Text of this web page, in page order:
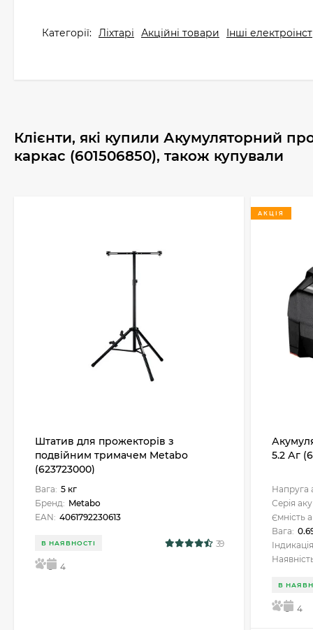
Категорії: Ліхтарі Акційні товари Інші
Клієнти, які купили Акумуляторний
каркас (601506850), також купували
Штатив для прожекторів з
подвійним тримачем Metabo
(623723000)
Вага: 5 кг
Бренд: Metabo
EAN: 4061792230613
В НАЯВНОСТІ 39
5 4
АКЦІЯ
5.2 Аг
Напруга
Серія
Ємність
Вага:
В
5 4